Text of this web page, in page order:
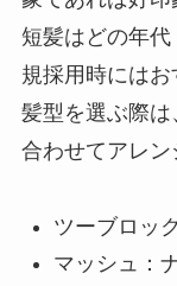
短髪はどの年
規採用時にはお
髪型を選ぶ際
合わせてアレン
ツーブロッ
マッシュ：